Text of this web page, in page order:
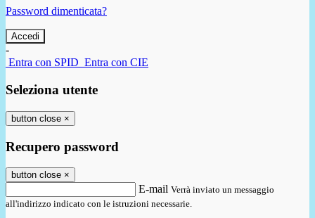
Password dimenticata?
-
Entra con SPID Entra con CIE
Seleziona utente
button close ×
Recupero password
button close ×
E-mail Verrà inviato un messaggio
all'indirizzo indicato con le istruzioni necessarie.